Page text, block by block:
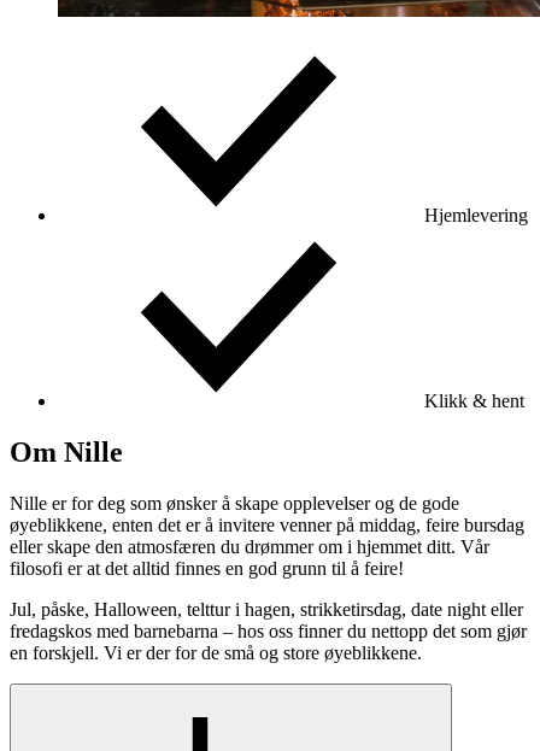
Hjemlevering
Klikk & hent
Om Nille
Nille er for deg som ønsker å skape opplevelser og de gode
øyeblikkene, enten det er å invitere venner på middag, feire bursdag
eller skape den atmosfæren du drømmer om i hjemmet ditt. Vår
filosofi er at det alltid finnes en god grunn til å feire!
Jul, påske, Halloween, telttur i hagen, strikketirsdag, date night eller
fredagskos med barnebarna – hos oss finner du nettopp det som gjør
en forskjell. Vi er der for de små og store øyeblikkene.